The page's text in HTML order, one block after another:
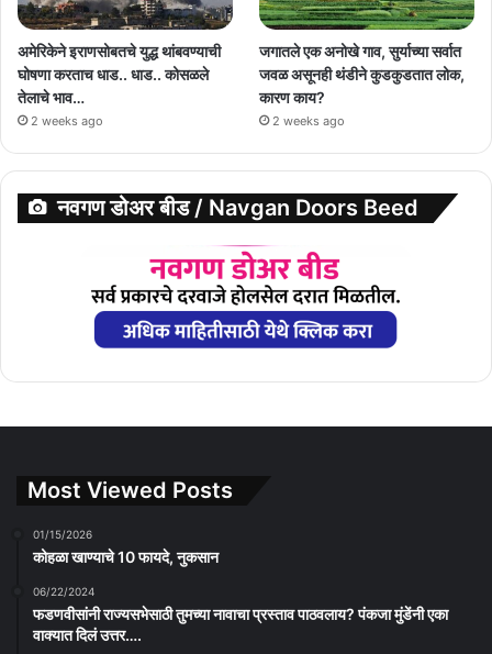
अमेरिकेने इराणसोबतचे युद्ध थांबवण्याची
घोषणा करताच धाड.. धाड.. कोसळले
तेलाचे भाव…
2 weeks ago
जगातले एक अनोखे गाव, सुर्याच्या सर्वात
जवळ असूनही थंडीने कुडकुडतात लोक,
कारण काय?
2 weeks ago
नवगण डोअर बीड / Navgan Doors Beed
Most Viewed Posts
01/15/2026
कोहळा खाण्याचे 10 फायदे, नुकसान
06/22/2024
फडणवीसांनी राज्यसभेसाठी तुमच्या नावाचा प्रस्ताव पाठवलाय? पंकजा मुंडेंनी एका
वाक्यात दिलं उत्तर….